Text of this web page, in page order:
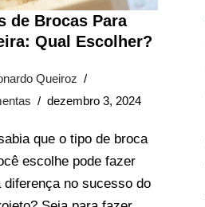
de Brocas Para
Qual Escolher?
Queiroz
dezembro 3, 2024
que o tipo de broca
escolhe pode fazer
diferença no sucesso do